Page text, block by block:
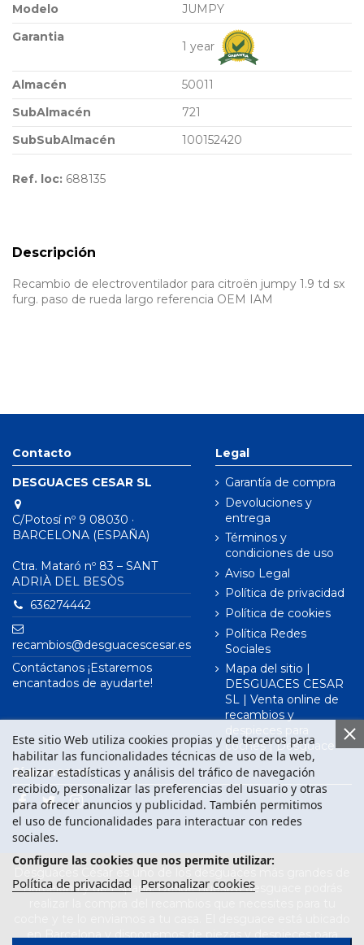
Modelo
JUMPY
Garantia
1 year
Almacén
50011
SubAlmacén
721
SubSubAlmacén
100152420
Ref. loc: 688135
Descripción
Recambio de electroventilador para citroën jumpy 1.9 td sx
furg. paso de rueda largo referencia OEM IAM
Contacto
DESGUACES CESAR SL
C/Potosí nº 9 08030 ·
BARCELONA (ESPAÑA)
Ctra. Mataró nº 83 – SANT
ADRIÀ DEL BESÒS
636274442
recambios@desguacescesar.es
Contáctanos ¡Estaremos
encantados de ayudarte!
Legal
Garantía de compra
Devoluciones y
entrega
Términos y
condiciones de uso
Aviso Legal
Política de privacidad
Política de cookies
Política Redes
Sociales
Mapa del sitio |
DESGUACES CESAR
SL | Venta online de
recambios y
despieces para
coches | Desguace
Este sitio Web utiliza cookies propias y de terceros para
habilitar las funcionalidades técnicas de uso de la web,
realizar estadísticas y análisis del tráfico de navegación
recibido, personalizar las preferencias del usuario y otras
para ofrecer anuncios y publicidad. También permitimos
el uso de funcionalidades para interactuar con redes
sociales.
Configure las cookies que nos permite utilizar:
Política de privacidad Personalizar cookies
Síguenos en
Barcelona y de España. Desde nuestro desguace podrás
en Barcelona y disponemos de piezas y despieces para